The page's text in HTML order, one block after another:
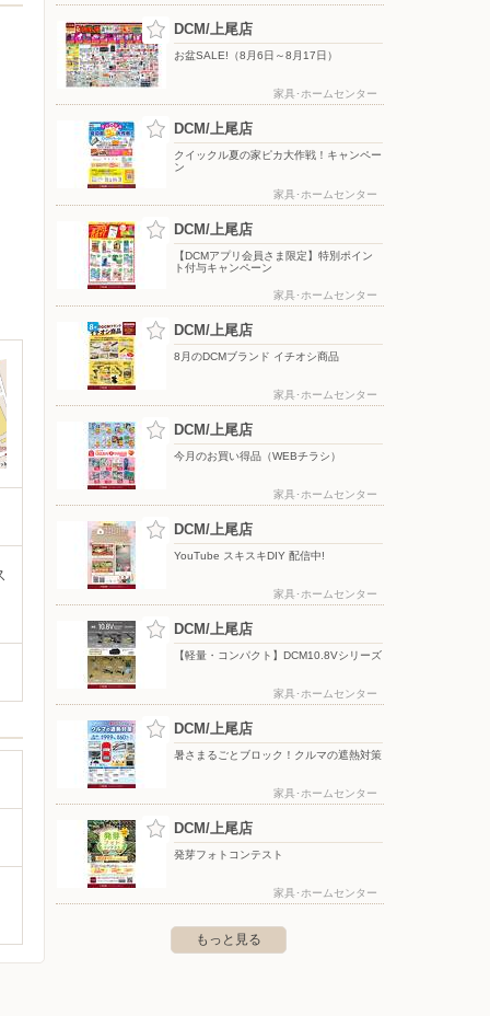
DCM/上尾店
お盆SALE!（8月6日～8月17日）
家具･ホームセンター
DCM/上尾店
クイックル夏の家ピカ大作戦！キャンペー
ン
家具･ホームセンター
DCM/上尾店
【DCMアプリ会員さま限定】特別ポイン
ト付与キャンペーン
家具･ホームセンター
DCM/上尾店
8月のDCMブランド イチオシ商品
家具･ホームセンター
DCM/上尾店
今月のお買い得品（WEBチラシ）
家具･ホームセンター
DCM/上尾店
YouTube スキスキDIY 配信中!
家具･ホームセンター
DCM/上尾店
【軽量・コンパクト】DCM10.8Vシリーズ
家具･ホームセンター
DCM/上尾店
暑さまるごとブロック！クルマの遮熱対策
家具･ホームセンター
DCM/上尾店
発芽フォトコンテスト
家具･ホームセンター
もっと見る